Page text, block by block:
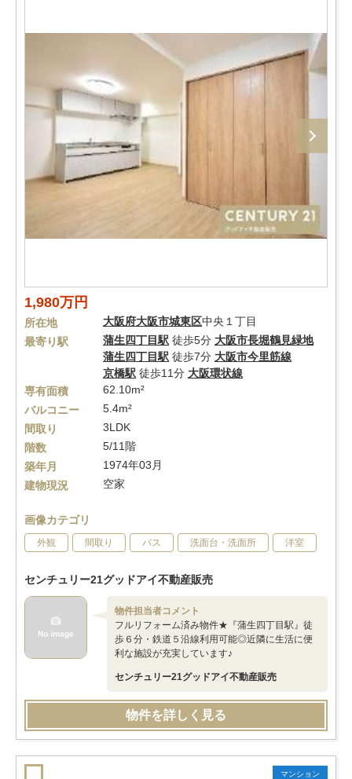
1,980万円
所在地 大阪府大阪市城東区中央１丁目
最寄り駅
蒲生四丁目駅 徒歩5分 大阪市長堀鶴見緑地
蒲生四丁目駅 徒歩7分 大阪市今里筋線
京橋駅 徒歩11分 大阪環状線
専有面積
62.10m²
バルコニー
5.4m²
間取り
3LDK
階数
5/11階
築年月
1974年03月
建物現況
空家
画像カテゴリ
外観 間取り バス 洗面台・洗面所 洋室
センチュリー21グッドアイ不動産販売
物件担当者コメント
フルリフォーム済み物件★『蒲生四丁目駅』徒
歩６分・鉄道５沿線利用可能◎近隣に生活に便
利な施設が充実しています♪
センチュリー21グッドアイ不動産販売
物件を詳しく見る
マンション